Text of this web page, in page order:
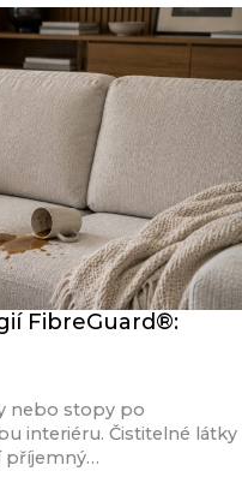
FibreGuard®:
nebo stopy po
interiéru. Čistitelné látky
příjemný…